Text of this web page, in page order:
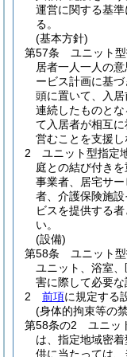
運営に関する基
る。
(基本方針)
第57条
ユニット
居者一人一人の
ービス計画に基
頭に置いて、入
連続したものと
て入居者が相互
営むことを支援し
2
ユニット型指定
庭との結び付き
事業者、居宅サ
者、介護保険施
ビスを提供する
い。
(設備)
第58条
ユニット
ユニット、浴室
害に際して必要な
2
前項に規定する
(身体的拘束等の
第58条の2
ユニッ
は、指定地域密
供に当たっては